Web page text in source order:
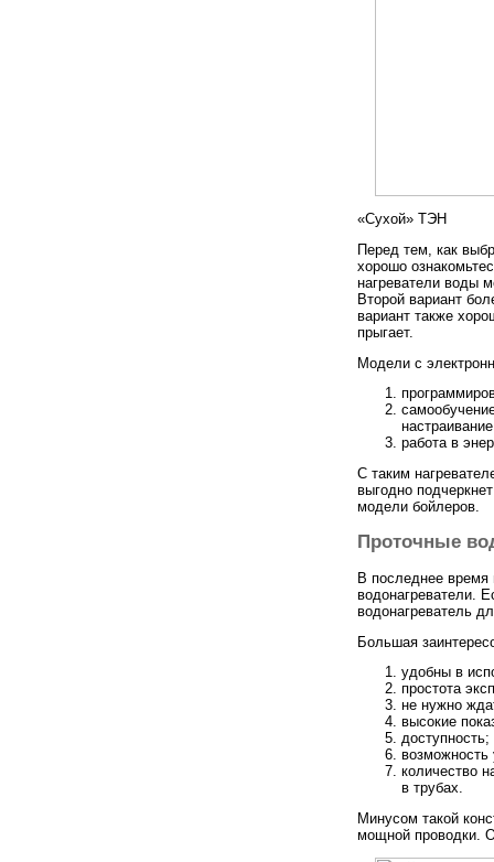
«Сухой» ТЭН
Перед тем, как
хорошо
нагреватели воды
Второй вариант
вариант также
прыгает.
Модели с
работа в
С таким
выгодно
модели бойлеров.
Проточные
В последнее время
водонагреватели.
водонагреватель
Большая
удобны в
простота
не нужно
высокие
доступность;
возможность
количество
в трубах.
Минусом такой
мощной проводки.